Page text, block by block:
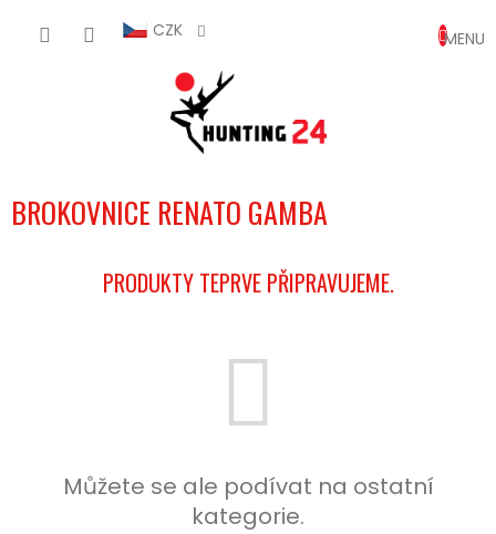
CZK
KOŠÍK
BROKOVNICE RENATO GAMBA
PRODUKTY TEPRVE PŘIPRAVUJEME.
Můžete se ale podívat na ostatní
kategorie.